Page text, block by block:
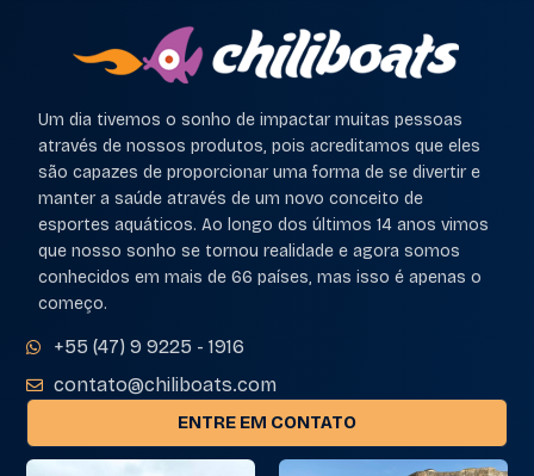
Um dia tivemos o sonho de impactar muitas pessoas
através de nossos produtos, pois acreditamos que eles
são capazes de proporcionar uma forma de se divertir e
manter a saúde através de um novo conceito de
esportes aquáticos. Ao longo dos últimos 14 anos vimos
que nosso sonho se tornou realidade e agora somos
conhecidos em mais de 66 países, mas isso é apenas o
começo.
+55 (47) 9 9225 - 1916
contato@chiliboats.com
ENTRE EM CONTATO